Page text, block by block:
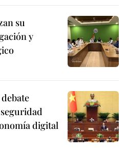
su
y
digital